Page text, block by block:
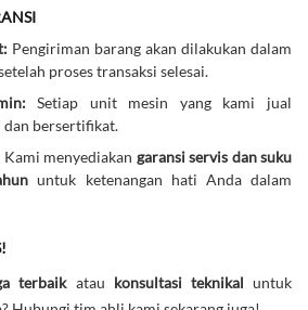
Pengiriman barang akan dilakukan dalam
proses transaksi selesai.
Setiap unit mesin yang kami jual
dan bersertifikat.
Kami menyediakan garansi servis dan suku
untuk ketenangan hati Anda dalam
terbaikatau konsultasi teknikal untuk